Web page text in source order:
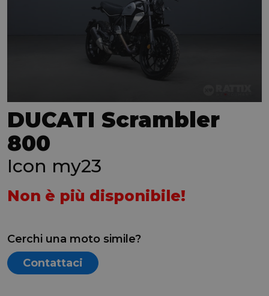
DUCATI Scrambler
800
Icon my23
Non è più disponibile!
Cerchi una moto simile?
Contattaci